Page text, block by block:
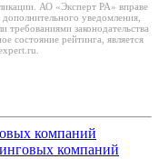
АО «Эксперт РА» вправе
уведомления,
требованиями законодательства
состояние рейтинга, является
компаний
компаний